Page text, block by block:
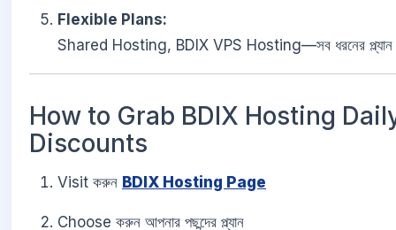
Flexible Plans:
Shared Hosting, BDIX VPS Hosting—সব ধরনের
How to Grab BDIX Hosting
Discounts
Visit করুন BDIX Hosting Page
Choose করুন আপনার পছন্দের প্ল্যান